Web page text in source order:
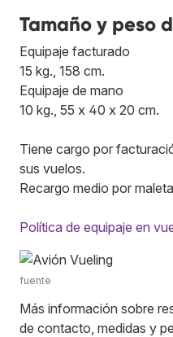
Tamaño y peso
Equipaje facturado
15 kg., 158 cm.
Equipaje de mano
10 kg., 55 x 40 x 20 cm.
Tiene cargo por
sus vuelos.
Recargo medio por
Política de equipaje en
fuente
Más información sobre
de contacto, medidas y